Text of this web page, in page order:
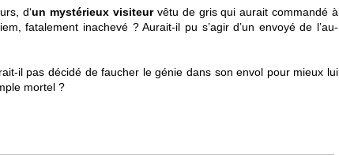
d‘un mystérieux visiteurvêtu de gris qui aurait commandé à
fatalement inachevé ? Aurait-il pu s’agir d’un envoyé de l’au-
il pas décidé de faucher le génie dans son envol pour mieux lui
mortel ?